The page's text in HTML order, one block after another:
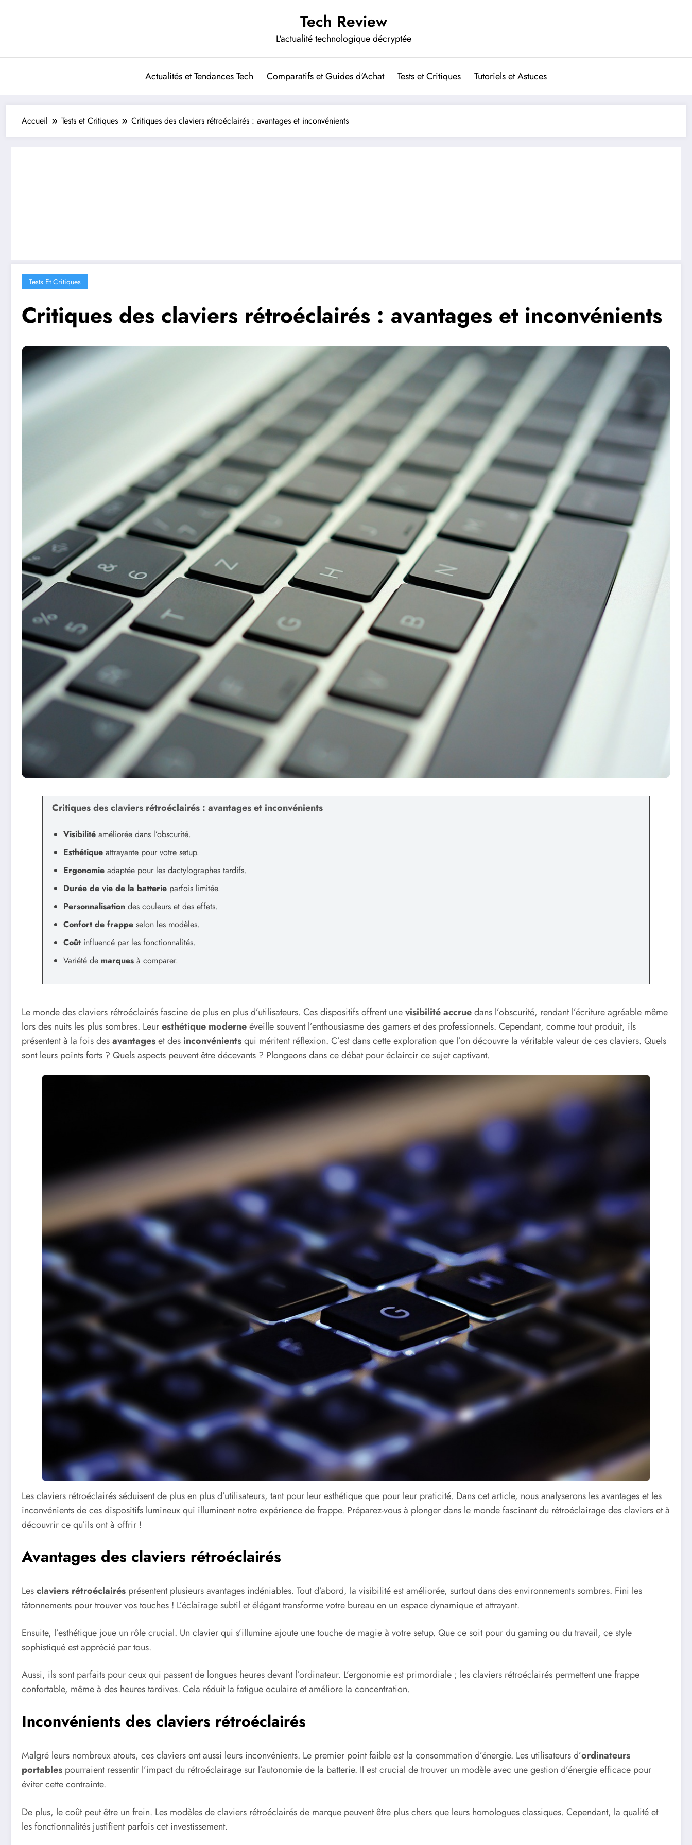
Tech Review
L'actualité technologique décryptée
Actualités et Tendances Tech Comparatifs et Guides d'Achat Tests et Critiques Tutoriels et Astuces
Accueil Tests et Critiques Critiques des claviers rétroéclairés : avantages et inconvénients
Tests Et Critiques
Critiques des claviers rétroéclairés : avantages et inconvénients
Critiques des claviers rétroéclairés : avantages et inconvénients
Visibilité améliorée dans l’obscurité.
Esthétique attrayante pour votre setup.
Ergonomie adaptée pour les dactylographes tardifs.
Durée de vie de la batterie parfois limitée.
Personnalisation des couleurs et des effets.
Confort de frappe selon les modèles.
Coût influencé par les fonctionnalités.
Variété de marques à comparer.
Le monde des claviers rétroéclairés fascine de plus en plus d’utilisateurs. Ces dispositifs offrent unevisibilité accruedans l’obscurité, rendant l’écriture agréable même
lors des nuits les plus sombres. Leuresthétique moderneéveille souvent l’enthousiasme des gamers et des professionnels. Cependant, comme tout produit, ils
présentent à la fois desavantageset des inconvénientsqui méritent réflexion. C’est dans cette exploration que l’on découvre la véritable valeur de ces claviers. Quels
sont leurs points forts ? Quels aspects peuvent être décevants ? Plongeons dans ce débat pour éclaircir ce sujet captivant.
Les claviers rétroéclairés séduisent de plus en plus d’utilisateurs, tant pour leur esthétique que pour leur praticité. Dans cet article, nous analyserons les avantages et les
inconvénients de ces dispositifs lumineux qui illuminent notre expérience de frappe. Préparez-vous à plonger dans le monde fascinant du rétroéclairage des claviers et à
découvrir ce qu’ils ont à offrir !
Avantages des claviers rétroéclairés
Lesclaviers rétroéclairés présentent plusieurs avantages indéniables. Tout d’abord, la visibilité est améliorée, surtout dans des environnements sombres. Fini les
tâtonnements pour trouver vos touches ! L’éclairage subtil et élégant transforme votre bureau en un espace dynamique et attrayant.
Ensuite, l’esthétique joue un rôle crucial. Un clavier qui s’illumine ajoute une touche de magie à votre setup. Que ce soit pour du gaming ou du travail, ce style
sophistiqué est apprécié par tous.
Aussi, ils sont parfaits pour ceux qui passent de longues heures devant l’ordinateur. L’ergonomie est primordiale ; les claviers rétroéclairés permettent une frappe
confortable, même à des heures tardives. Cela réduit la fatigue oculaire et améliore la concentration.
Inconvénients des claviers rétroéclairés
Malgré leurs nombreux atouts, ces claviers ont aussi leurs inconvénients. Le premier point faible est la consommation d’énergie. Les utilisateurs d’ordinateurs
portables pourraient ressentir l’impact du rétroéclairage sur l’autonomie de la batterie. Il est crucial de trouver un modèle avec une gestion d’énergie efficace pour
éviter cette contrainte.
De plus, le coût peut être un frein. Les modèles de claviers rétroéclairés de marque peuvent être plus chers que leurs homologues classiques. Cependant, la qualité et
les fonctionnalités justifient parfois cet investissement.